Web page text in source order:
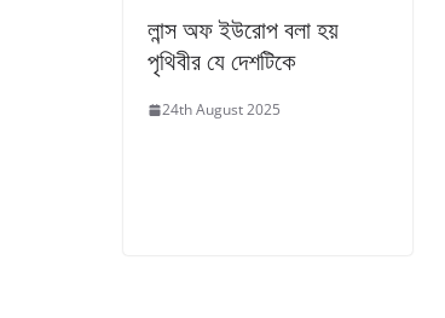
লান্স অফ ইউরোপ বলা হয়
পৃথিবীর যে দেশটিকে
24th August 2025